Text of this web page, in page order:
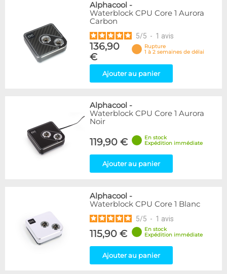
Alphacool -
Waterblock CPU Core 1 Aurora
Carbon
5/5 - 1 avis
136,90
€
Rupture
1 à 2 semaines de délai
Ajouter au panier
Alphacool -
Waterblock CPU Core 1 Aurora
Noir
119,90 €
En stock
Expédition immédiate
Ajouter au panier
Alphacool -
Waterblock CPU Core 1 Blanc
5/5 - 1 avis
115,90 €
En stock
Expédition immédiate
Ajouter au panier